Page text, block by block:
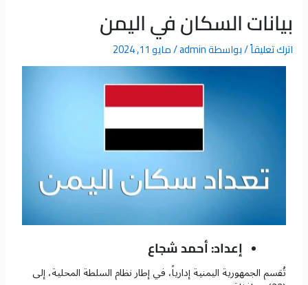
بيانات السكان في اليمن
اترك تعليقاً/ بواسطةadmin
/مايو 11, 2024
إعداد: أحمد شجاع
تُقسم الجمهورية اليمنية إدارياً، في إطار نظام السلطة المحلية، إلى